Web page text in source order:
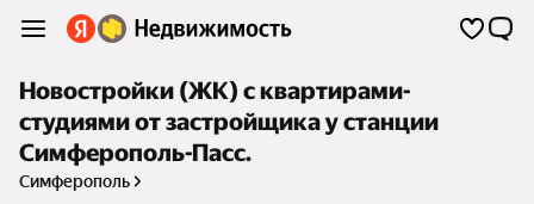
Новостройки (ЖК) с квартирами-
студиями от застройщика у станции
Симферополь-Пасс.
Симферополь